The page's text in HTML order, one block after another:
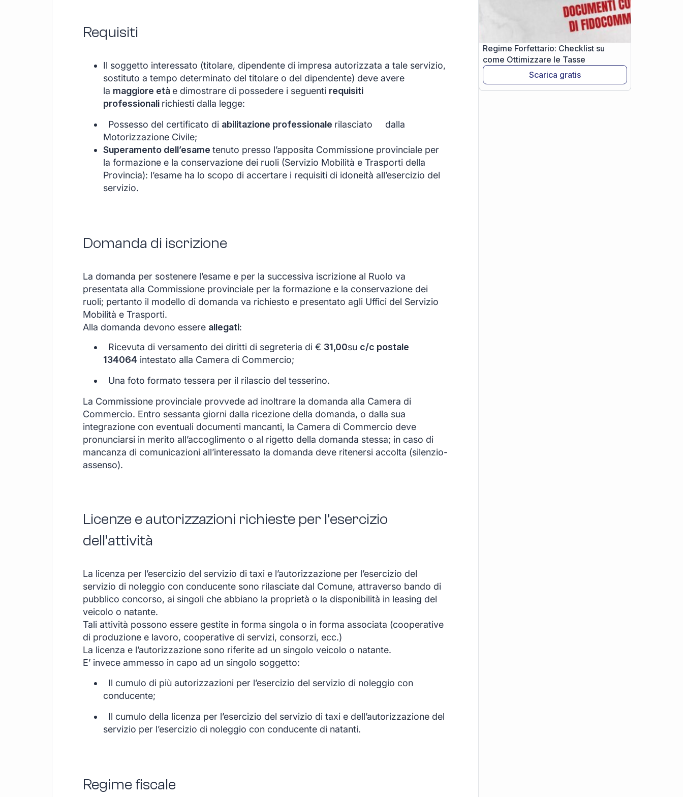
Requisiti
Il soggetto interessato (titolare, dipendente di impresa autorizzata a tale servizio,
sostituto a tempo determinato del titolare o del dipendente) deve avere
la maggiore etàe dimostrare di possedere i seguenti requisiti
professionali richiesti dalla legge:
Possesso del certificato di abilitazione professionale rilasciato dalla
Motorizzazione Civile;
Superamento dell’esame tenuto presso l’apposita Commissione provinciale per
la formazione e la conservazione dei ruoli (Servizio Mobilità e Trasporti della
Provincia): l’esame ha lo scopo di accertare i requisiti di idoneità all’esercizio del
servizio.
Domanda di iscrizione
La domanda per sostenere l’esame e per la successiva iscrizione al Ruolo va
presentata alla Commissione provinciale per la formazione e la conservazione dei
ruoli; pertanto il modello di domanda va richiesto e presentato agli Uffici del Servizio
Mobilità e Trasporti.
Alla domanda devono essere allegati:
Ricevuta di versamento dei diritti di segreteria di € 31,00su c/c postale
134064 intestato alla Camera di Commercio;
Una foto formato tessera per il rilascio del tesserino.
La Commissione provinciale provvede ad inoltrare la domanda alla Camera di
Commercio. Entro sessanta giorni dalla ricezione della domanda, o dalla sua
integrazione con eventuali documenti mancanti, la Camera di Commercio deve
pronunciarsi in merito all’accoglimento o al rigetto della domanda stessa; in caso di
mancanza di comunicazioni all’interessato la domanda deve ritenersi accolta (silenzio-
assenso).
Licenze e autorizzazioni richieste per l’esercizio
dell’attività
La licenza per l’esercizio del servizio di taxi e l’autorizzazione per l’esercizio del
servizio di noleggio con conducente sono rilasciate dal Comune, attraverso bando di
pubblico concorso, ai singoli che abbiano la proprietà o la disponibilità in leasing del
veicolo o natante.
Tali attività possono essere gestite in forma singola o in forma associata (cooperative
di produzione e lavoro, cooperative di servizi, consorzi, ecc.)
La licenza e l’autorizzazione sono riferite ad un singolo veicolo o natante.
E’ invece ammesso in capo ad un singolo soggetto:
Il cumulo di più autorizzazioni per l’esercizio del servizio di noleggio con
conducente;
Il cumulo della licenza per l’esercizio del servizio di taxi e dell’autorizzazione del
servizio per l’esercizio di noleggio con conducente di natanti.
Regime fiscale
Regime Forfettario: Checklist su
come Ottimizzare le Tasse
Scarica gratis